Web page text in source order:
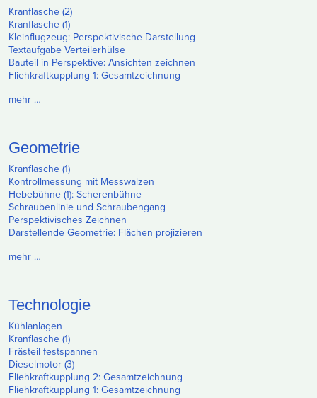
Kranflasche (2)
Kranflasche (1)
Kleinflugzeug: Perspektivische Darstellung
Textaufgabe Verteilerhülse
Bauteil in Perspektive: Ansichten zeichnen
Fliehkraftkupplung 1: Gesamtzeichnung
mehr …
Geometrie
Kranflasche (1)
Kontrollmessung mit Messwalzen
Hebebühne (1): Scherenbühne
Schraubenlinie und Schraubengang
Perspektivisches Zeichnen
Darstellende Geometrie: Flächen projizieren
mehr …
Technologie
Kühlanlagen
Kranflasche (1)
Frästeil festspannen
Dieselmotor (3)
Fliehkraftkupplung 2: Gesamtzeichnung
Fliehkraftkupplung 1: Gesamtzeichnung